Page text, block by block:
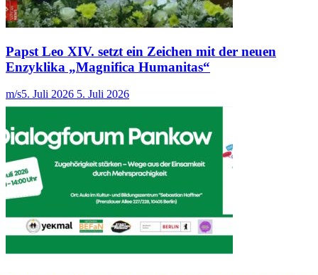
Papst Leo XIV. setzt ein Zeichen mit der neuen
Enzyklika „Magnifica Humanitas“
m/s5. Juli 2026 5. Juli 2026